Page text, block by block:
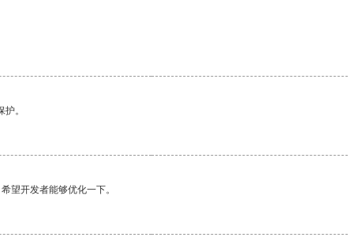
。
望开发者能够优化一下。